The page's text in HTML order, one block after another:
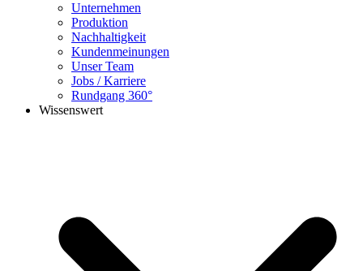
Unternehmen
Produktion
Nachhaltigkeit
Kundenmeinungen
Unser Team
Jobs / Karriere
Rundgang 360°
Wissenswert